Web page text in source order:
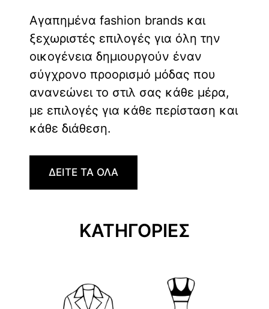
Αγαπημένα fashion brands και
ξεχωριστές επιλογές για όλη την
οικογένεια δημιουργούν έναν
σύγχρονο προορισμό μόδας που
ανανεώνει το στιλ σας κάθε μέρα,
με επιλογές για κάθε περίσταση και
κάθε διάθεση.
ΔΕΙΤΕ ΤΑ ΟΛΑ
ΚΑΤΗΓΟΡΙΕΣ